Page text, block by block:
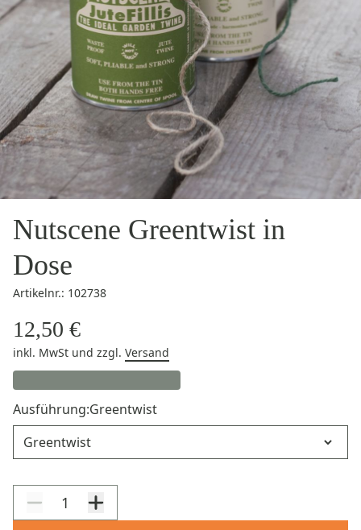
Nutscene Greentwist in
Dose
Artikelnr.: 102738
12,50 €
inkl. MwSt und zzgl. Versand
Ausführung:Greentwist